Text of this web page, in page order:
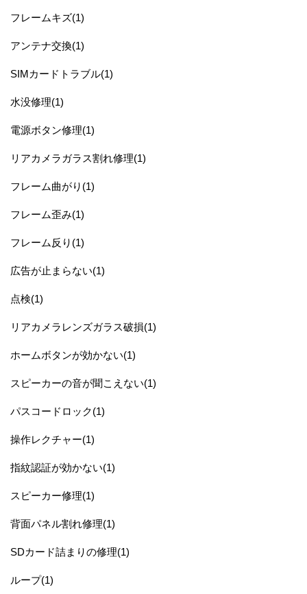
フレームキズ(1)
アンテナ交換(1)
SIMカードトラブル(1)
水没修理(1)
電源ボタン修理(1)
リアカメラガラス割れ修理(1)
フレーム曲がり(1)
フレーム歪み(1)
フレーム反り(1)
広告が止まらない(1)
点検(1)
リアカメラレンズガラス破損(1)
ホームボタンが効かない(1)
スピーカーの音が聞こえない(1)
パスコードロック(1)
操作レクチャー(1)
指紋認証が効かない(1)
スピーカー修理(1)
背面パネル割れ修理(1)
SDカード詰まりの修理(1)
ループ(1)